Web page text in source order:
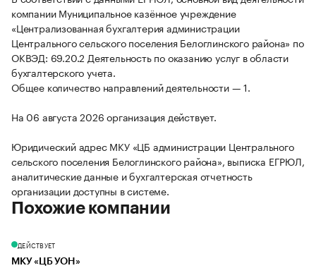
компании Муниципальное казённое учреждение
«Централизованная бухгалтерия администрации
Центрального сельского поселения Белоглинского района» по
ОКВЭД: 69.20.2 Деятельность по оказанию услуг в области
бухгалтерского учета.
Общее количество направлений деятельности — 1.
На 06 августа 2026 организация действует.
Юридический адрес МКУ «ЦБ администрации Центрального
сельского поселения Белоглинского района», выписка ЕГРЮЛ,
аналитические данные и бухгалтерская отчетность
организации доступны в системе.
Похожие компании
ДЕЙСТВУЕТ
МКУ «ЦБ УОН»